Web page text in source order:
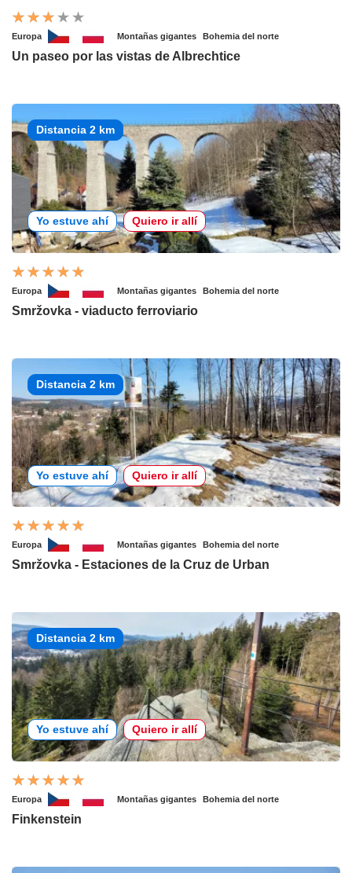
Europa Montañas gigantes Bohemia del norte
Un paseo por las vistas de Albrechtice
Distancia 2 km
Yo estuve ahí Quiero ir allí
Europa Montañas gigantes Bohemia del norte
Smržovka - viaducto ferroviario
Distancia 2 km
Yo estuve ahí Quiero ir allí
Europa Montañas gigantes Bohemia del norte
Smržovka - Estaciones de la Cruz de Urban
Distancia 2 km
Yo estuve ahí Quiero ir allí
Europa Montañas gigantes Bohemia del norte
Finkenstein